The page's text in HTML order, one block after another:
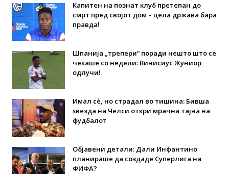
Капитен на познат клуб претепан до
смрт пред својот дом – цела држава бара
правда!
Шпанија „трепери“ поради нешто што се
чекаше со недели: Винисиус Жуниор
одлучи!
Имал сè, но страдал во тишина: Бивша
ѕвезда на Челси откри мрачна тајна на
фудбалот
Објавени детали: Дали Инфантино
планираше да создаде Суперлига на
ФИФА?